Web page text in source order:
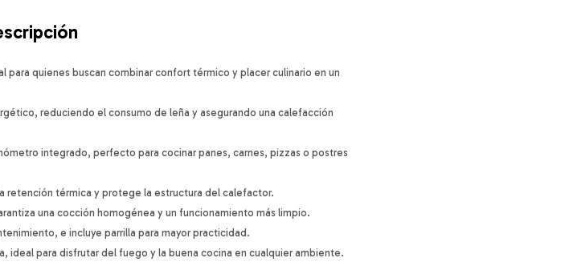
para quienes buscan combinar confort térmico y placer culinario en un
reduciendo el consumo de leña y asegurando una calefacción
integrado, perfecto para cocinar panes, carnes, pizzas o postres
retención térmica y protege la estructura del calefactor.
una cocción homogénea y un funcionamiento más limpio.
e incluye parrilla para mayor practicidad.
ideal para disfrutar del fuego y la buena cocina en cualquier ambiente.